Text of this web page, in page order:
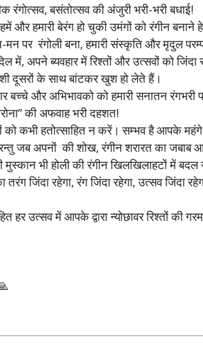
रंगोत्सव, बसंतोत्सव की अंजुरी भरी-भरी बधाई!
और हमारी बेरंग हो चुकी उमंगों को रंगीन
पर रंगोली बना, हमारी संस्कृति और मृदुल
में, अपने ब्यवहार में रिश्तों और उत्सवों को जिंदा
दूसरों के साथ बांटकर खुश हो लेते हैं।
और अभिभावको को हमारी सनातन रंगभरी
की अफवाह भरी दहशत!
को कभी हतोत्साहित न करें। सम्भव है आपके
जब अपनों की शोख, रंगीन शरारत का जबाब
भी होली की रंगीन खिलखिलाहटों में बदल
जिंदा रहेगा, रंग जिंदा रहेगा, उत्सव जिंदा
हर उत्सव में आपके द्वारा न्योछावर रिश्तों की